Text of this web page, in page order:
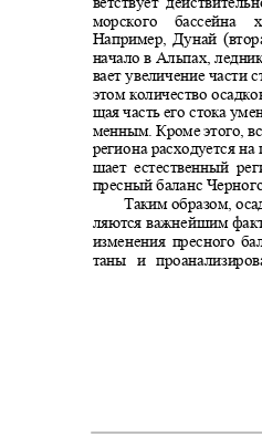
морского
Например, Дунай
начало в Альпах,
вает увеличение
этом количество
щая часть его стока
менным. Кроме этого,
региона расходуется
шает естественный
пресный баланс
Таким образом,
ляются важнейшим
изменения пресного
таны и